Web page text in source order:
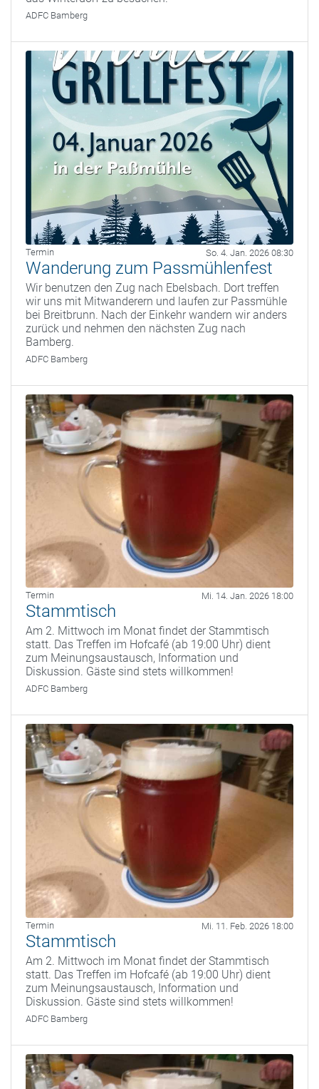
ADFC Bamberg
Termin So. 4. Jan. 2026 08:30
Wanderung zum Passmühlenfest
Wir benutzen den Zug nach Ebelsbach. Dort treffen
wir uns mit Mitwanderern und laufen zur Passmühle
bei Breitbrunn. Nach der Einkehr wandern wir anders
zurück und nehmen den nächsten Zug nach
Bamberg.
ADFC Bamberg
Termin Mi. 14. Jan. 2026 18:00
Stammtisch
Am 2. Mittwoch im Monat findet der Stammtisch
statt. Das Treffen im Hofcafé (ab 19:00 Uhr) dient
zum Meinungsaustausch, Information und
Diskussion. Gäste sind stets willkommen!
ADFC Bamberg
Termin Mi. 11. Feb. 2026 18:00
Stammtisch
Am 2. Mittwoch im Monat findet der Stammtisch
statt. Das Treffen im Hofcafé (ab 19:00 Uhr) dient
zum Meinungsaustausch, Information und
Diskussion. Gäste sind stets willkommen!
ADFC Bamberg